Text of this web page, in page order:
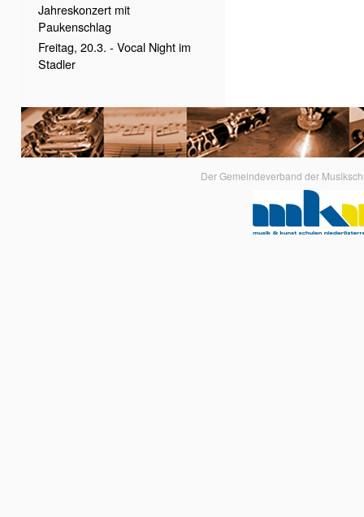
Jahreskonzert mit
Paukenschlag
Freitag, 20.3. - Vocal Night im
Stadler
Der Gemeindeverband der